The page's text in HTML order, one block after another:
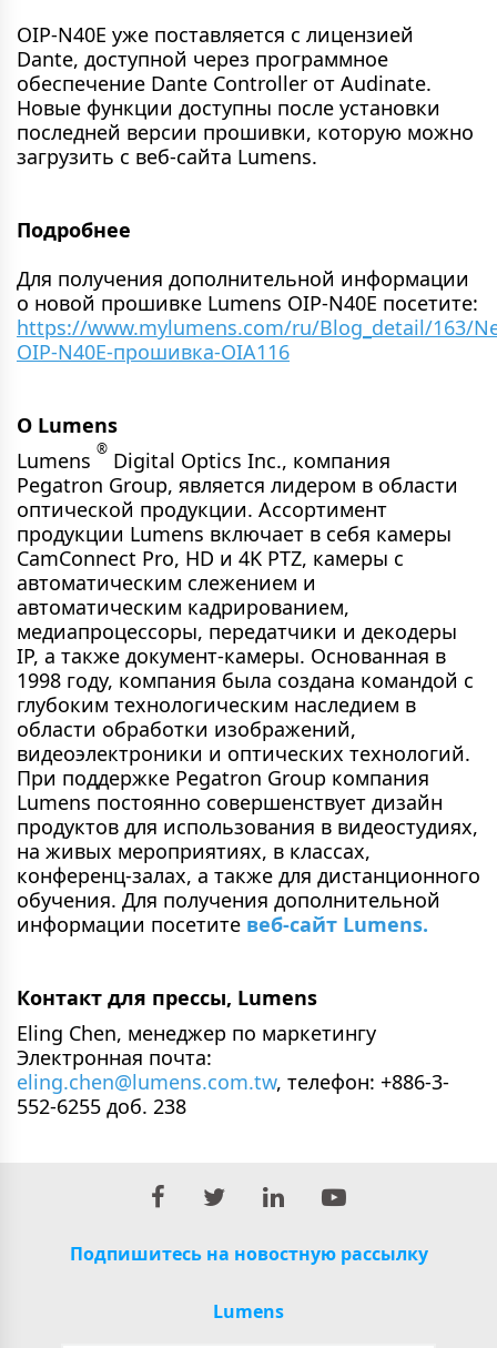
OIP-N40E уже поставляется с лицензией
Dante, доступной через программное
обеспечение Dante Controller от Audinate.
Новые функции доступны после установки
последней версии прошивки, которую можно
загрузить с веб-сайта Lumens.
Подробнее
Для получения дополнительной информации
о новой прошивке Lumens OIP-N40E посетите:
https://www.mylumens.com/ru/Blog_detail/163/
OIP-N40E-прошивка-OIA116
О Lumens
Lumens ® Digital Optics Inc., компания
Pegatron Group, является лидером в области
оптической продукции. Ассортимент
продукции Lumens включает в себя камеры
CamConnect Pro, HD и 4K PTZ, камеры с
автоматическим слежением и
автоматическим кадрированием,
медиапроцессоры, передатчики и декодеры
IP, а также документ-камеры. Основанная в
1998 году, компания была создана командой с
глубоким технологическим наследием в
области обработки изображений,
видеоэлектроники и оптических технологий.
При поддержке Pegatron Group компания
Lumens постоянно совершенствует дизайн
продуктов для использования в видеостудиях,
на живых мероприятиях, в классах,
конференц-залах, а также для дистанционного
обучения. Для получения дополнительной
информации посетите веб-сайт Lumens.
Контакт для прессы, Lumens
Eling Chen, менеджер по маркетингу
Электронная почта:
eling.chen@lumens.com.tw, телефон: +886-3-
552-6255 доб. 238
Подпишитесь на новостную рассылку
Lumens